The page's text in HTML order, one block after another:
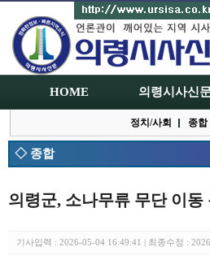
HOME 의령시사신
정치/사회 종합
◇ 종합
의령군, 소나무류 무단 이동
기사입력 : 2026-05-04 16:49:41 | 최종수정 :